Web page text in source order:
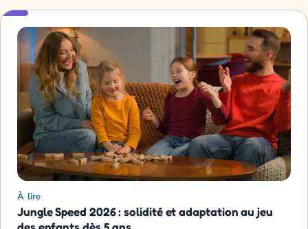
À lire
Jungle Speed 2026 : solidité et adaptation au jeu